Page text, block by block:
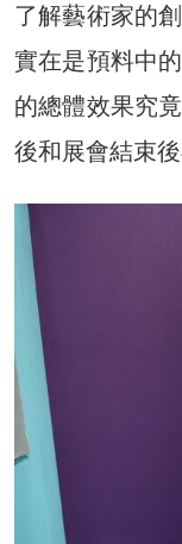
了解藝術家的
實在是預料中
的總體效果究
後和展會結束